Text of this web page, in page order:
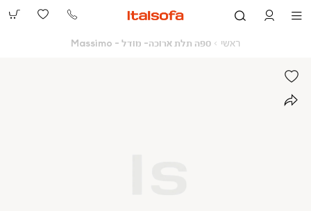
073-
ראשי ראשי
ספה תלת ארוכה- מודל - Massimo